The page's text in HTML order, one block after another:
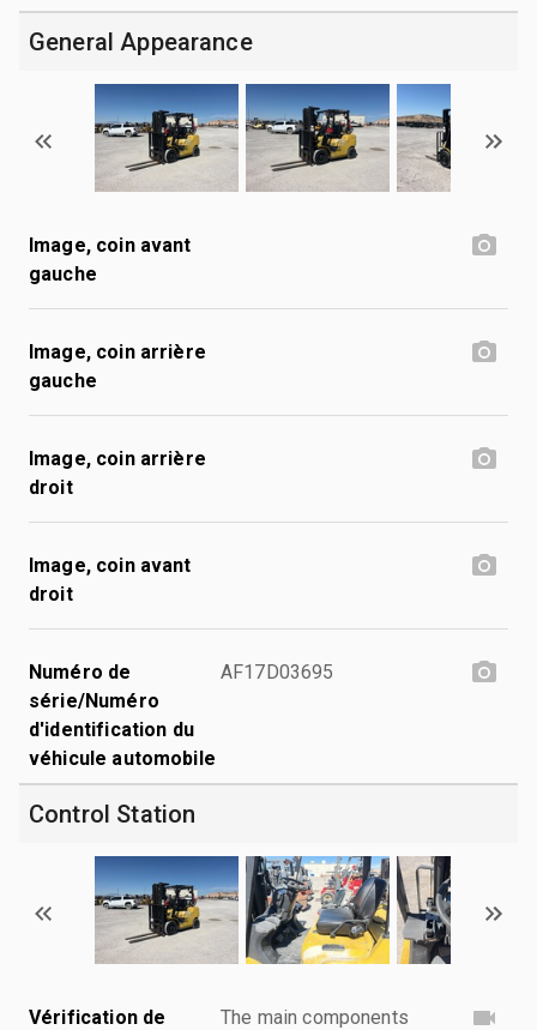
General Appearance
Image, coin avant
gauche
Image, coin arrière
gauche
Image, coin arrière
droit
Image, coin avant
droit
Numéro de
série/Numéro
d'identification du
véhicule automobile
AF17D03695
Control Station
Vérification de
The main components